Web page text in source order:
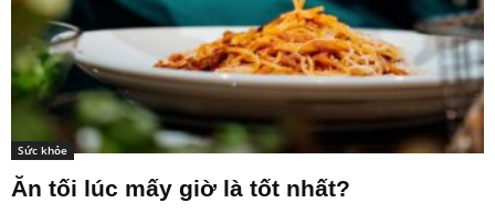
Sức khỏe
Ăn tối lúc mấy giờ là tốt nhất?